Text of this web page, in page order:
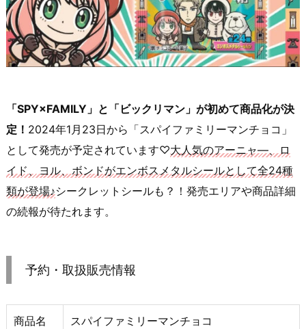
「SPY×FAMILY」と「ビックリマン」が初めて商品化が決
定！ 2024年1月23日から「スパイファミリーマンチョコ」
として発売が予定されています♡大人気のアーニャ―、ロ
イド、ヨル、ボンドがエンボスメタルシールとして全24種
類が登場♪シークレットシールも？！発売エリアや商品詳細
の続報が待たれます。
予約・取扱販売情報
商品名 スパイファミリーマンチョコ